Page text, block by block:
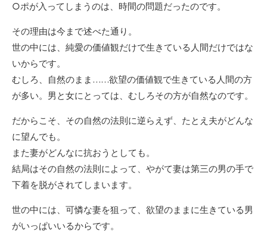
○ポが入ってしまうのは、時間の問題だったのです。
その理由は今まで述べた通り。
世の中には、純愛の価値観だけで生きている人間だけではな
いからです。
むしろ、自然のまま……欲望の価値観で生きている人間の方
が多い。男と女にとっては、むしろその方が自然なのです。
だからこそ、その自然の法則に逆らえず、たとえ夫がどんな
に望んでも。
また妻がどんなに抗おうとしても。
結局はその自然の法則によって、やがて妻は第三の男の手で
下着を脱がされてしまいます。
世の中には、可憐な妻を狙って、欲望のままに生きている男
がいっぱいいるからです。